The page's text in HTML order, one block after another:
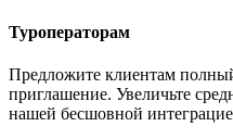
Туроператорам
Предложите клиентам
приглашение. Увеличьте
нашей бесшовной